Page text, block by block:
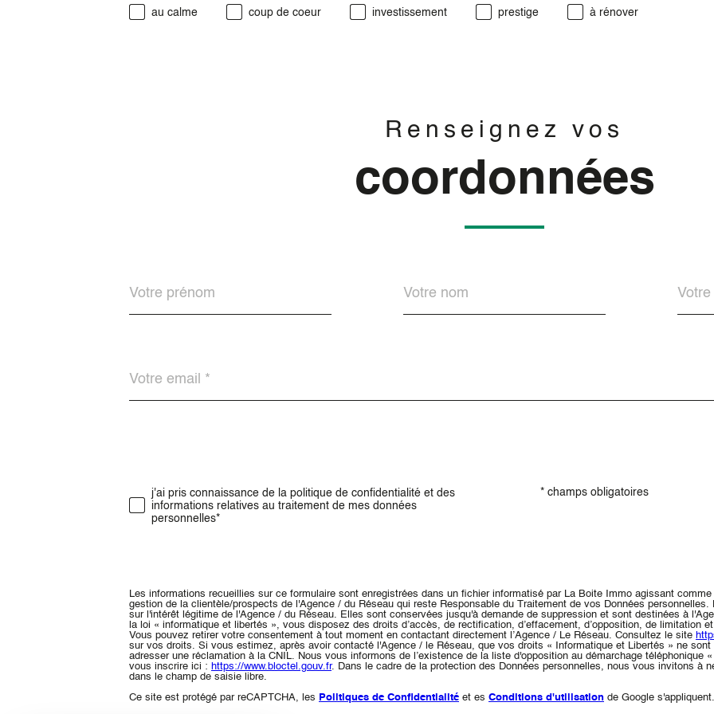
au calme coup de coeur investissement prestige à rénover
Renseignez vos
coordonnées
email
Validationj'ai pris connaissance de la politique de confidentialité et des
informations relatives au traitement de mes données
personnelles*
* champs obligatoires
Les informations recueillies sur ce formulaire sont enregistrées dans un fichier informatisé par La Boite Immo agissant
gestion de la clientèle/prospects de l'Agence / du Réseau qui reste Responsable du Traitement de vos Données
sur l'intérêt légitime de l'Agence / du Réseau. Elles sont conservées jusqu'à demande de suppression et sont destinées à
la loi « informatique et libertés », vous disposez des droits d’accès, de rectification, d’effacement, d’opposition, de limitation
Vous pouvez retirer votre consentement à tout moment en contactant directement l’Agence / Le Réseau. Consultez le site
sur vos droits. Si vous estimez, après avoir contacté l'Agence / le Réseau, que vos droits « Informatique et Libertés » ne
adresser une réclamation à la CNIL. Nous vous informons de l’existence de la liste d'opposition au démarchage téléphonique
vous inscrire ici : https://www.bloctel.gouv.fr. Dans le cadre de la protection des Données personnelles, nous vous invitons à
dans le champ de saisie libre.
Ce site est protégé par reCAPTCHA, les
Politiques de Confidentialité et es Conditions d'utilisation de Google s'appliquent.